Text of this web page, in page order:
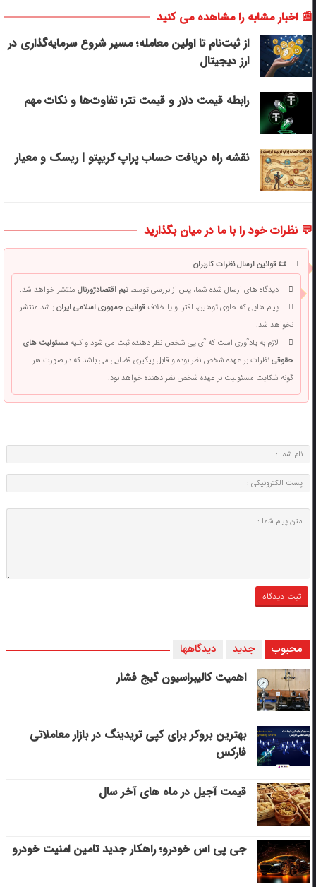
📰 اخبار مشابه را مشاهده می کنید
از ثبت‌نام تا اولین معامله؛ مسیر شروع سرمایه‌گذاری در
ارز دیجیتال
رابطه قیمت دلار و قیمت تتر؛ تفاوت‌ها و نکات مهم
نقشه راه دریافت حساب پراپ کریپتو | ریسک‌ و معیار
💬 نظرات خود را با ما در میان بگذارید
📜 قوانین ارسال نظرات کاربران
دیدگاه های ارسال شده شما، پس از بررسی توسطتیم اقتصادژورنالمنتشر خواهد شد.
پیام هایی که حاوی توهین، افترا و یا خلافقوانین جمهوری اسلامی ایرانباشد منتشر
نخواهد شد.
لازم به یادآوری است که آی پی شخص نظر دهنده ثبت می شود و کلیهمسئولیت های
حقوقینظرات بر عهده شخص نظر بوده و قابل پیگیری قضایی می باشد که در صورت هر
گونه شکایت مسئولیت بر عهده شخص نظر دهنده خواهد بود.
محبوب جدید دیدگاهها
اهمیت کالیبراسیون گیج فشار
بهترین بروکر برای کپی‌ تریدینگ در بازار معاملاتی
فارکس
قیمت آجیل در ماه های آخر سال
جی پی اس خودرو؛ راهکار جدید تامین امنیت خودرو